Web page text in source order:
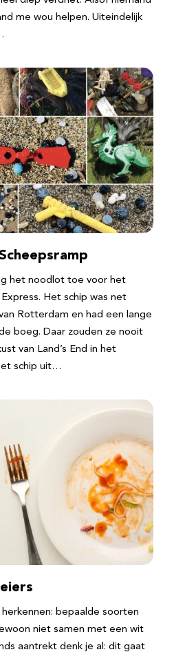
me wou helpen. Uiteindelijk
het noodlot toe voor het
Het schip was net
Rotterdam en had een lange
boeg. Daar zouden ze nooit
van Land’s End in het
schip uit…
bepaalde soorten
niet samen met een wit
aantrekt denk je al: dit gaat